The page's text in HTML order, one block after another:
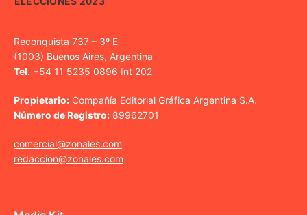
Reconquista 737 – 3º E
(1003) Buenos Aires, Argentina
Tel. +54 11 5235 0896 Int 202
Propietario: Compañía Editorial Gráfica Argentina S.A.
Número de Registro: 89962701
comercial@zonales.com
redaccion@zonales.com